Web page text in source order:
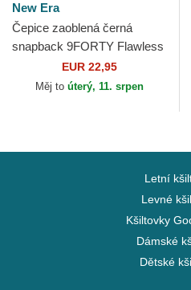
New Era
Čepice zaoblená černá
snapback 9FORTY Flawless
Mesh New York Yankees
MLB New Era
EUR 22,95
Měj to úterý, 11. srpen
Letní
Levné
Kšiltovky
Dámské
Dětské